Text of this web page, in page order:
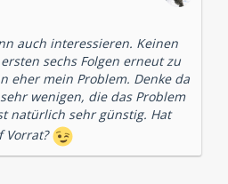
auch interessieren. Keinen
sechs Folgen erneut zu
eher mein Problem. Denke da
wenigen, die das Problem
natürlich sehr günstig. Hat
Vorrat?